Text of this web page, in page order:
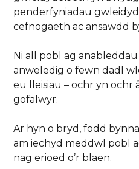
penderfyniadau
cefnogaeth ac ansawdd
Ni all pobl ag
anweledig o fewn dadl
eu lleisiau – ochr yn ochr
gofalwyr.
Ar hyn o bryd, fodd
am iechyd meddwl pobl
nag erioed o’r blaen.